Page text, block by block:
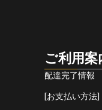
ご利用案
配達完了情報
[お支払い方法]